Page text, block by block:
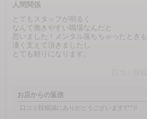
人間関係
とてもスタッフが明るく
なんて働きやすい職場なんだと
思いました！メンタル落ちちゃったときも
凄く支えて頂きましたし
とても頼りになります。
お店からの返信
口コミ投稿誠にありがとうございます!(^^)!